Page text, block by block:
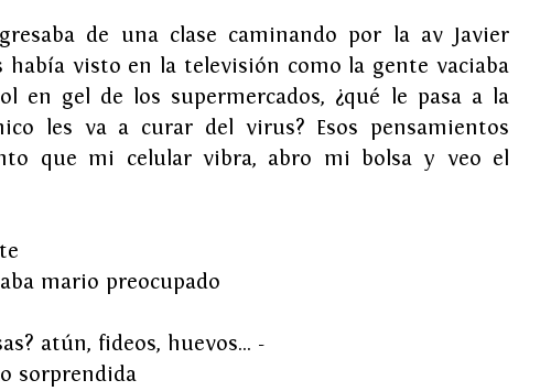
de una clase caminando por la av Javier
había visto en la televisión como la gente vaciaba
en gel de los supermercados, ¿qué le pasa a la
les va a curar del virus? Esos pensamientos
que mi celular vibra, abro mi bolsa y veo el
mario preocupado
atún, fideos, huevos… -
sorprendida